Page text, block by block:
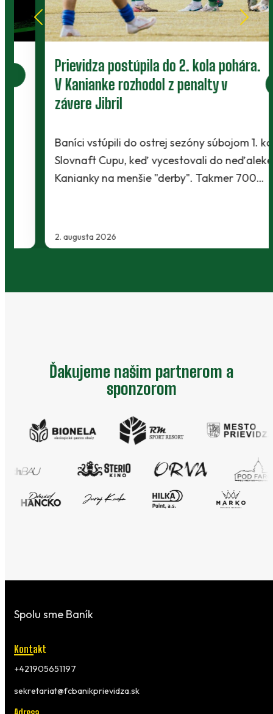
Prievidza postúpila do 2. kola pohára.
V Kanianke rozhodol z penalty v
závere Jibril
2. augusta 2026
Baníci vstúpili do ostrej sezóny súbojom 1. kola
Slovnaft Cupu, keď vycestovali do neďalekej
Kanianky na menšie "derby". Takmer 700…
Ďakujeme našim partnerom a
sponzorom
Spolu sme Baník
Kontakt
+421905651197
sekretariat@fcbanikprievidza.sk